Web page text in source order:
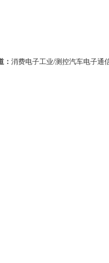
： 消费电子工业/测控汽车电子通